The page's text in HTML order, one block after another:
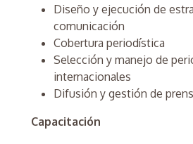
Diseño y ejecución de
comunicación
Cobertura periodística
Selección y manejo de
internacionales
Difusión y gestión de
Capacitación